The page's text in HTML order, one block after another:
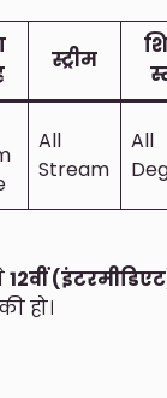
स्ट्रीम
All
Stream
All
12वीं
हो।